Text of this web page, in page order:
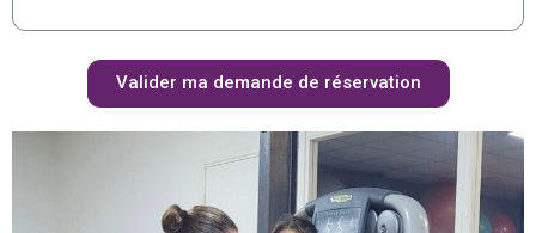
Valider ma demande de réservation